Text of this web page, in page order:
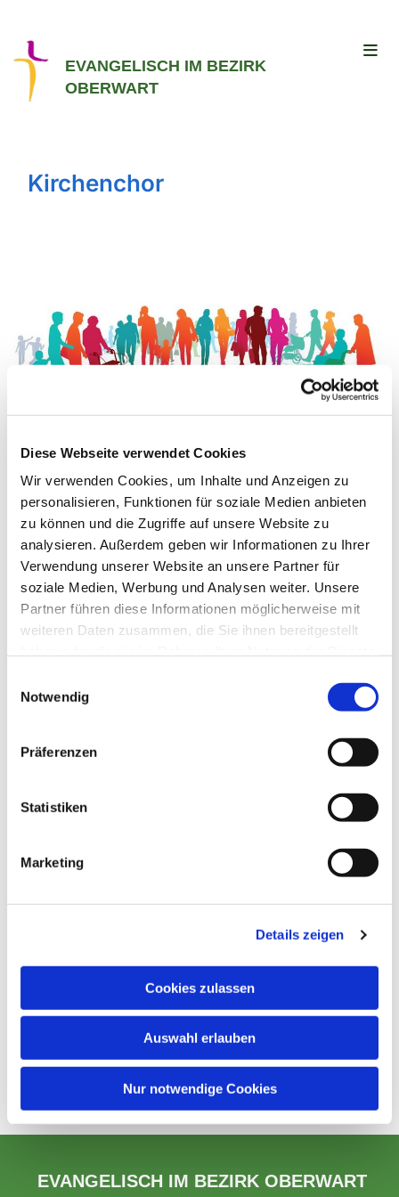
Diese Webseite verwendet Cookies
Wir verwenden Cookies, um Inhalte und Anzeigen zu
personalisieren, Funktionen für soziale Medien anbieten
zu können und die Zugriffe auf unsere Website zu
analysieren. Außerdem geben wir Informationen zu Ihrer
Verwendung unserer Website an unsere Partner für
soziale Medien, Werbung und Analysen weiter. Unsere
Partner führen diese Informationen möglicherweise mit
weiteren Daten zusammen, die Sie ihnen bereitgestellt
Notwendig
Präferenzen
Statistiken
Marketing
Details zeigen
Cookies zulassen
Auswahl erlauben
Nur notwendige Cookies
EVANGELISCH IM BEZIRK
OBERWART
Kirchenchor
Donnerstag, 10. September 2026,
19:00 Uhr
Evang. Pfarrgemeinde A.B.
Pinkafeld, Kirchengasse 9, 7423
Pinkafeld
Leitung Elisabeth Bundschuh
EVANGELISCH IM BEZIRK OBERWART